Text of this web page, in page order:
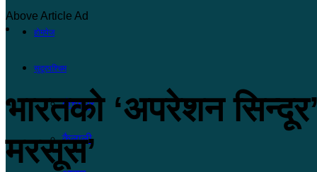
होमपेज
सुदूरपश्चिम
कंचनपुर
कैलाली
Above Article Ad
भारतको ‘अपरेशन
मरसूस’